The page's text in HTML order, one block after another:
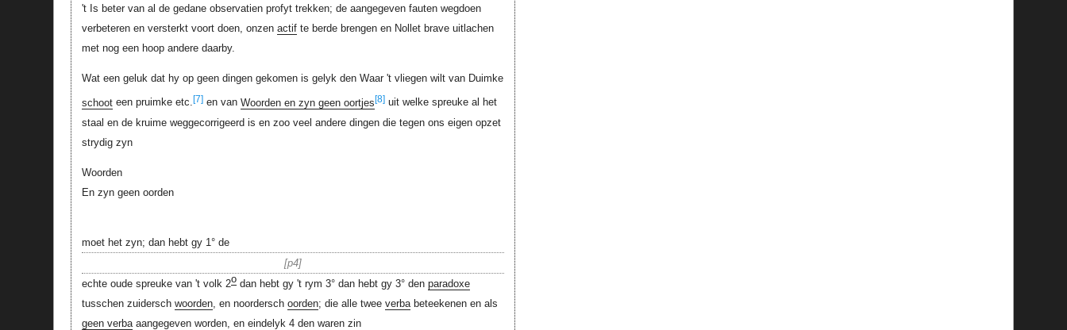
't Is beter van al de gedane observatien profyt trekken; de aangegeven fauten wegdoen
verbeteren en versterkt voort doen, onzen actifte berde brengen en Nollet brave uitlachen
met nog een hoop andere daarby.
Wat een geluk dat hy op geen dingen gekomen is gelyk den Waar 't vliegen wilt van Duimke
schooteen pruimke etc.[7]en van Woorden en zyn geen oortjes[8]uit welke spreuke al het
staal en de kruime weggecorrigeerd is en zoo veel andere dingen die tegen ons eigen opzet
strydig zyn
Woorden
En zyn geen oorden
moet het zyn; dan hebt gy 1° de
p4
echte oude spreuke van 't volk 2odan hebt gy 't rym 3° dan hebt gy 3° den paradoxe
tusschen zuidersch woorden, en noordersch oorden; die alle twee verbabeteekenen en als
geen verbaaangegeven worden, en eindelyk 4 den waren zin